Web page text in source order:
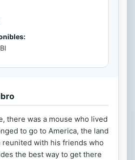
there was a mouse who lived
to go to America, the land
reunited with his friends who
the best way to get there